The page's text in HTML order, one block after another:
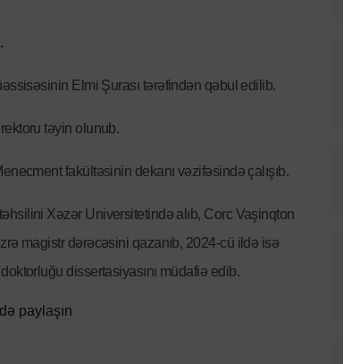
Elmi Şurası tərəfindən qəbul edilib.
təyin olunub.
fakültəsinin dekanı vəzifəsində çalışıb.
Xəzər Universitetində alıb, Corc Vaşinqton
magistr dərəcəsini qazanıb, 2024-cü ildə isə
dissertasiyasını müdafiə edib.
paylaşın